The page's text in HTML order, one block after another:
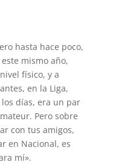
hasta hace poco,
mismo año,
físico, y a
en la Liga,
días, era un par
Pero sobre
con tus amigos,
en Nacional, es
mí».